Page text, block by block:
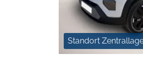
Standort